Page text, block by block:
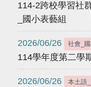
114-2跨校學習社
_國小表藝組
2026/06/26 社會_
114學年度第二學
2026/06/26 本土語